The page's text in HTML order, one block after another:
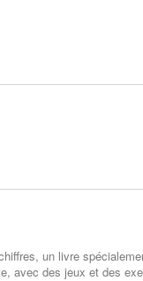
un livre
avec des jeux et des